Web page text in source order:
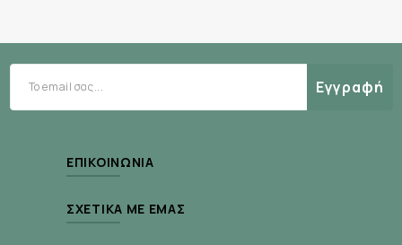
Βιταμίνη B3: 16 mg
Βιοτίνη: 100 μg (200 % ΠΠΑ)
Βιταμίνη A: 400 μg (50 % ΠΠΑ)
Μαγνήσιο (γλυκονικό): 115 mg (30,7 % ΠΠΑ)
Εγγραφή
ΕΠΙΚΟΙΝΩΝΊΑ
ΣΧΕΤΙΚΆ ΜΕ ΕΜΆΣ